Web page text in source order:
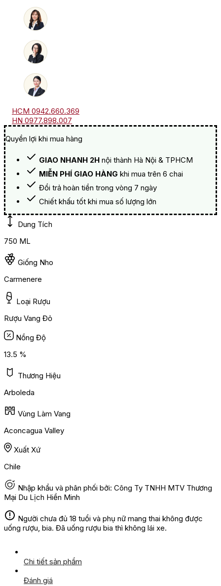
HCM 0942.660.369
HN 0977.898.007
Quyền lợi khi mua hàng
GIAO NHANH 2H nội thành Hà Nội & TPHCM
MIỄN PHÍ GIAO HÀNG khi mua trên 6 chai
Đổi trả hoàn tiền trong vòng 7 ngày
Chiết khấu tốt khi mua số lượng lớn
Dung Tích
750 ML
Giống Nho
Carmenere
Loại Rượu
Rượu Vang Đỏ
Nồng Độ
13.5 %
Thương Hiệu
Arboleda
Vùng Làm Vang
Aconcagua Valley
Xuất Xứ
Chile
Nhập khẩu và phân phối bởi: Công Ty TNHH MTV Thương
Mại Du Lịch Hiền Minh
Người chưa đủ 18 tuổi và phụ nữ mang thai không được
uống rượu, bia. Đã uống rượu bia thì không lái xe.
Chi tiết sản phẩm
Đánh giá